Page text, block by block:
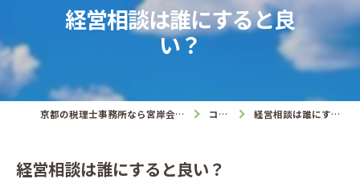
経営相談は誰にすると良
い？
京都の税理士事務所なら宮岸会計税理士事務所 コラム 経営相談は誰にすると良い？
経営相談は誰にすると良い？